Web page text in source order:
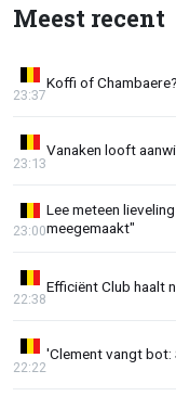
Meest recent
Koffi of
23:37
Vanaken looft
23:13
Lee meteen
meegemaakt"
23:00
Efficiënt Club haalt
22:38
'Clement vangt bot:
22:22